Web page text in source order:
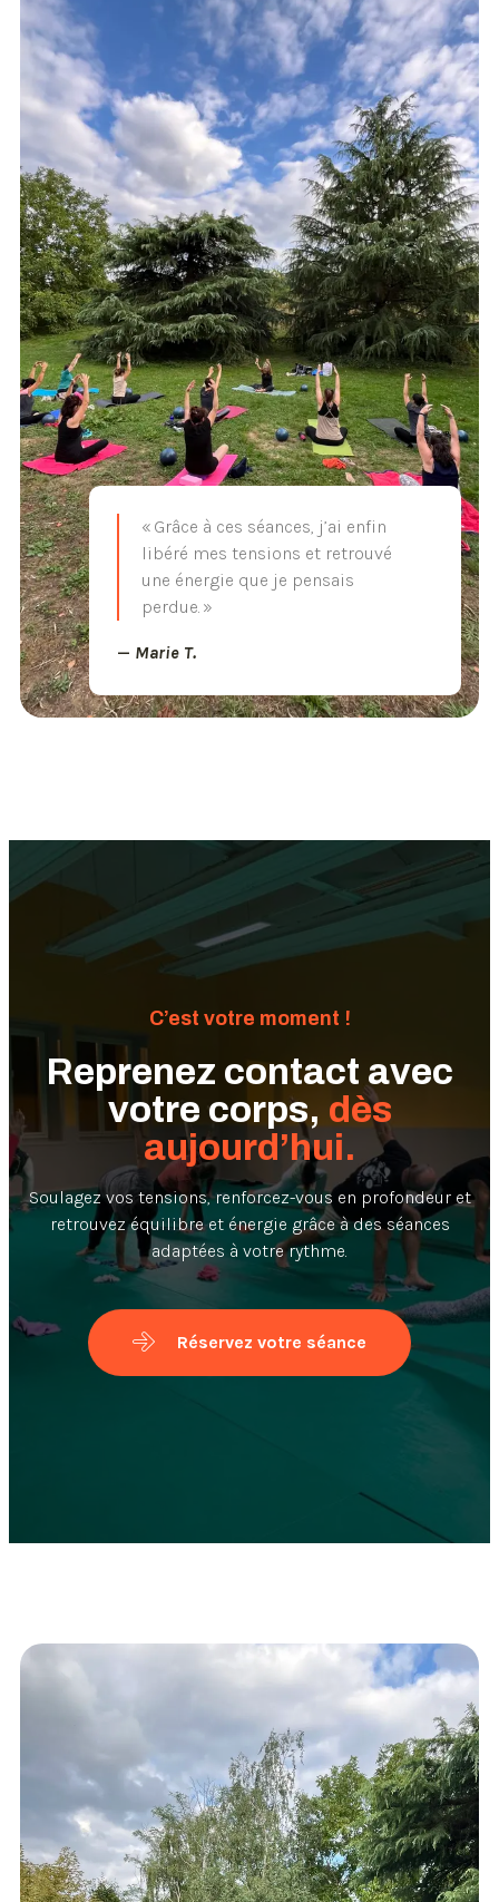
« Grâce à ces séances, j’ai enfin
libéré mes tensions et retrouvé
une énergie que je pensais
perdue. »
— Marie T.
C’est votre moment !
Reprenez contact avec
votre corps, dès
aujourd’hui.
Soulagez vos tensions, renforcez-vous en profondeur et
retrouvez équilibre et énergie grâce à des séances
adaptées à votre rythme.
Réservez votre séance